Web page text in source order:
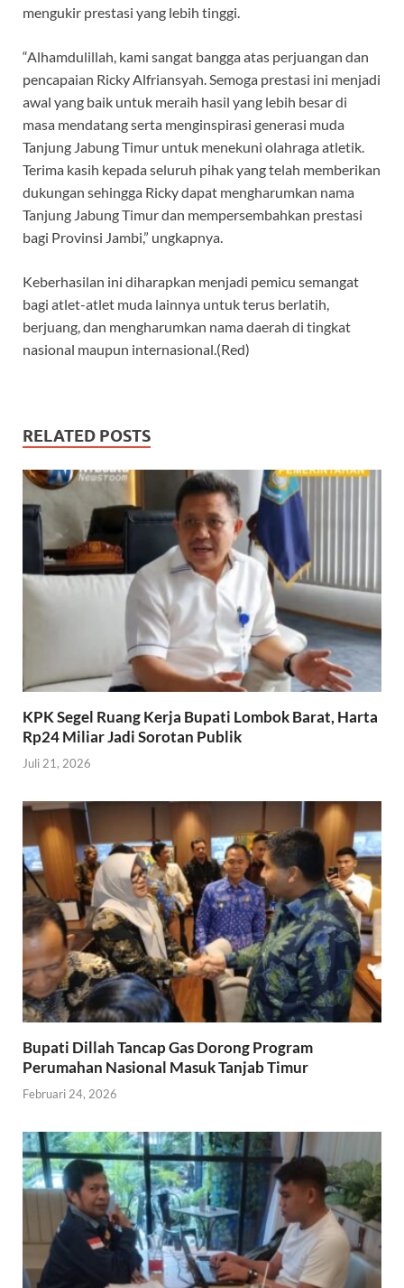
mengukir prestasi yang lebih tinggi.
“Alhamdulillah, kami sangat bangga atas perjuangan dan
pencapaian Ricky Alfriansyah. Semoga prestasi ini menjadi
awal yang baik untuk meraih hasil yang lebih besar di
masa mendatang serta menginspirasi generasi muda
Tanjung Jabung Timur untuk menekuni olahraga atletik.
Terima kasih kepada seluruh pihak yang telah memberikan
dukungan sehingga Ricky dapat mengharumkan nama
Tanjung Jabung Timur dan mempersembahkan prestasi
bagi Provinsi Jambi,” ungkapnya.
Keberhasilan ini diharapkan menjadi pemicu semangat
bagi atlet-atlet muda lainnya untuk terus berlatih,
berjuang, dan mengharumkan nama daerah di tingkat
nasional maupun internasional.(Red)
RELATED POSTS
KPK Segel Ruang Kerja Bupati Lombok Barat, Harta
Rp24 Miliar Jadi Sorotan Publik
Juli 21, 2026
Bupati Dillah Tancap Gas Dorong Program
Perumahan Nasional Masuk Tanjab Timur
Februari 24, 2026